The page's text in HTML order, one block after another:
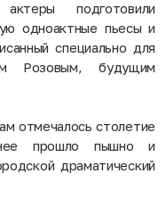
подготовили
одноактные пьесы и
специально для
Розовым, будущим
отмечалось столетие
прошло пышно и
драматический